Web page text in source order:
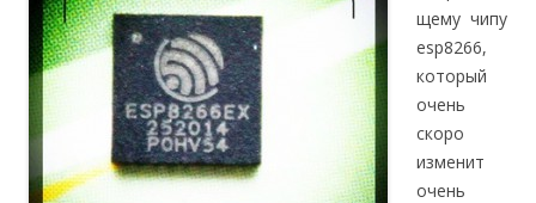
щему чипу
esp8266,
который
очень
скоро
изменит
очень